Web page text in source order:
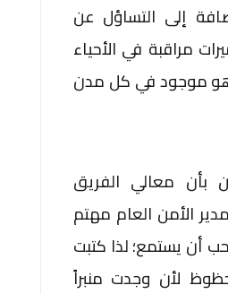
إلى التساؤل عن
مراقبة في الأحياء
هو موجود في كل مدن
بأن معالي الفريق
الأمن العام مهتم
أن يستمع؛ لذا كتبت
لأن وجدت منبراً